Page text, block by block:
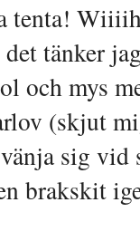
tenta!
tänker
och mys
(skjut
sig vid
brakskit